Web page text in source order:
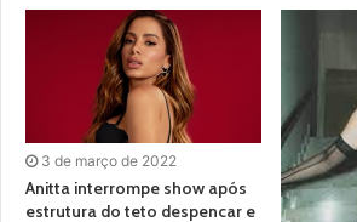
3 de março de 2022
Anitta interrompe show após
estrutura do teto despencar e